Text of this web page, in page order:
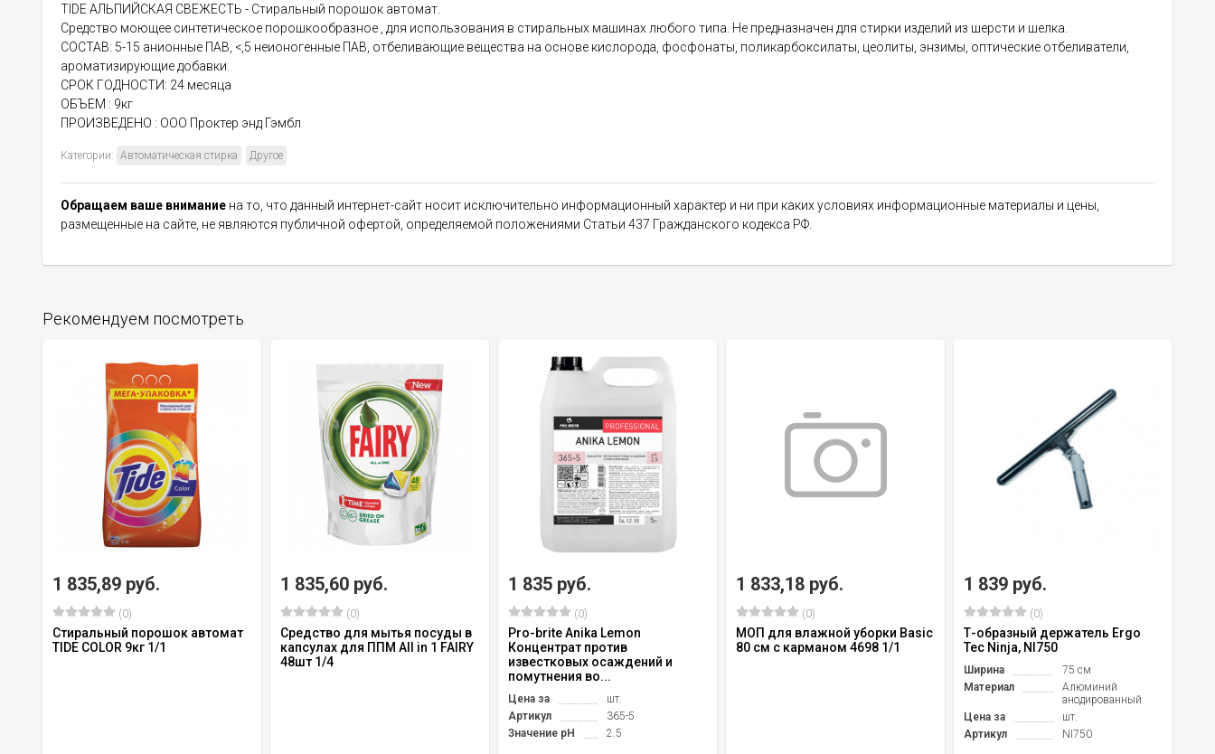
TIDE АЛЬПИЙСКАЯ СВЕЖЕСТЬ - Стиральный порошок автомат.
Средство моющее синтетическое порошкообразное , для использования в стиральных машинах любого типа. Не предназначен для стирки изделий из шерсти и шелка.
СОСТАВ: 5-15 анионные ПАВ, <,5 неионогенные ПАВ, отбеливающие вещества на основе кислорода, фосфонаты, поликарбоксилаты, цеолиты, энзимы, оптические отбеливатели,
ароматизирующие добавки.
СРОК ГОДНОСТИ: 24 месяца
ОБЪЕМ : 9кг
ПРОИЗВЕДЕНО : ООО Проктер энд Гэмбл
Категории: Автоматическая стирка Другое
Обращаем ваше внимание на то, что данный интернет-сайт носит исключительно информационный характер и ни при каких условиях информационные материалы и цены,
размещенные на сайте, не являются публичной офертой, определяемой положениями Статьи 437 Гражданского кодекса РФ.
Рекомендуем посмотреть
1 835,89 руб.
(0)
Стиральный порошок автомат
TIDE COLOR 9кг 1/1
1 835,60 руб.
(0)
Средство для мытья посуды в
капсулах для ППМ All in 1 FAIRY
48шт 1/4
1 835 руб.
(0)
Pro-brite Anika Lemon
Концентрат против
известковых осаждений и
помутнения во...
Цена за
шт.
Артикул
365-5
Значение pH
2.5
1 833,18 руб.
(0)
МОП для влажной уборки Basic
80 см с карманом 4698 1/1
1 839 руб.
(0)
Т-образный держатель Ergo
Tec Ninja, NI750
Ширина
75 см
Материал
Алюминий
анодированный
Цена за
шт.
Артикул
NI750